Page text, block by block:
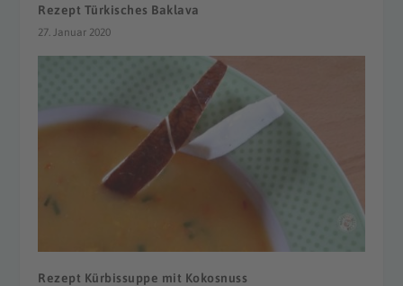
Rezept Türkisches Baklava
27. Januar 2020
Rezept Kürbissuppe mit Kokosnuss